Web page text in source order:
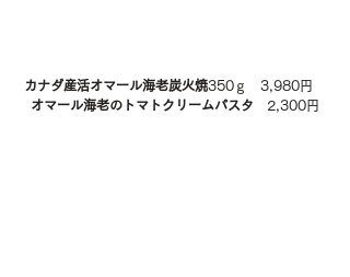
カナダ産活オマール海老炭火焼350ｇ　3,980円
オマール海老のトマトクリームパスタ 2,300円